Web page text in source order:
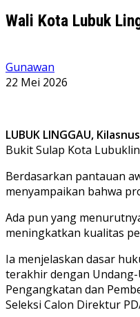
Wali Kota Lubuk
Gunawan
22 Mei 2026
LUBUK LINGGAU,
Bukit Sulap Kota
Berdasarkan pantauan
menyampaikan bahwa
Ada pun yang
meningkatkan kualitas
Ia menjelaskan dasar
terakhir dengan
Pengangkatan dan
Seleksi Calon Direktur